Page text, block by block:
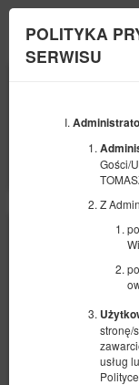
POLITYKA
SERWISU
Gości/
Z
stronę/
usług
OW LAZUR